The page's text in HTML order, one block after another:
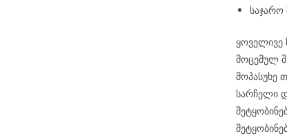
საჯარო
ყოველივე
მოცემულ
მოპასუხე
სარჩელი